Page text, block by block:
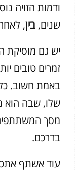
ודמות הזויה
שנים, בין,
יש גם מוסיקת
זמרים טובים
באמת חשוב.
שלו, שבה הוא
מסך
בדרכם.
עוד אשתף